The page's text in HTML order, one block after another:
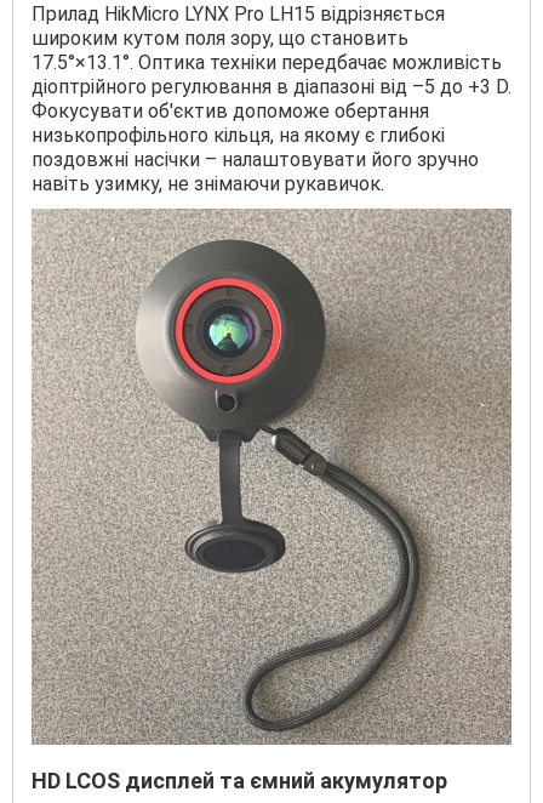
Прилад HikMicro LYNX Pro LH15 відрізняється
широким кутом поля зору, що становить
17.5°×13.1°. Оптика техніки передбачає можливість
діоптрійного регулювання в діапазоні від –5 до +3 D.
Фокусувати об'єктив допоможе обертання
низькопрофільного кільця, на якому є глибокі
поздовжні насічки – налаштовувати його зручно
навіть узимку, не знімаючи рукавичок.
HD LCOS дисплей та ємний акумулятор